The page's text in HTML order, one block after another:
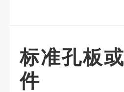
标准孔板
件